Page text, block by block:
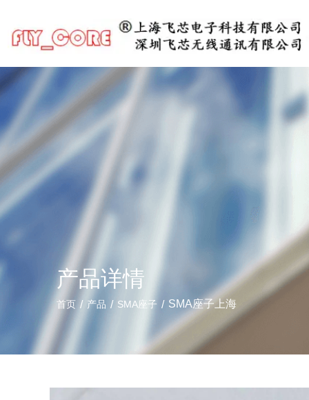
产品详情
首页 / 产品 / SMA座子 / SMA座子上海